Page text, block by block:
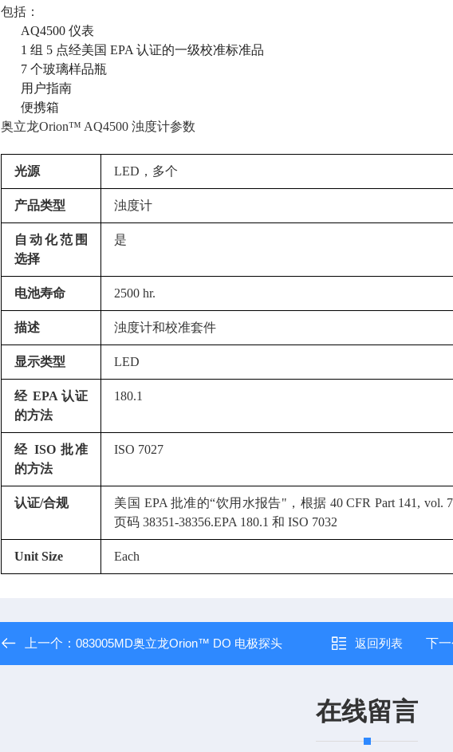
包括：
AQ4500 仪表
1 组 5 点经美国 EPA 认证的一级校准标准品
7 个玻璃样品瓶
用户指南
便携箱
奥立龙Orion™ AQ4500 浊度计参数
光源 LED，多个
产品类型 浊度计
自动化范围
选择
是
电池寿命 2500 hr.
描述 浊度计和校准套件
显示类型 LED
经 EPA 认证
的方法
180.1
经 ISO 批准
的方法
ISO 7027
认证/合规
美国 EPA 批准的“饮用水报告"，根据 40 CFR Part 141, vol.
页码 38351-38356.EPA 180.1 和 ISO 7032
Unit Size Each
上一个：083005MD奥立龙Orion™ DO 电极探头 返回列表 下一
在线留言